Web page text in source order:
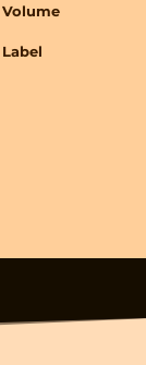
Volume
Label